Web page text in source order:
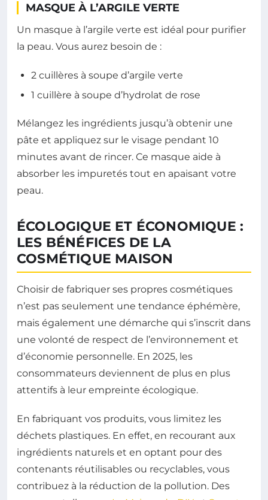
MASQUE À L’ARGILE VERTE
Un masque à l’argile verte est idéal pour purifier
la peau. Vous aurez besoin de :
2 cuillères à soupe d’argile verte
1 cuillère à soupe d’hydrolat de rose
Mélangez les ingrédients jusqu’à obtenir une
pâte et appliquez sur le visage pendant 10
minutes avant de rincer. Ce masque aide à
absorber les impuretés tout en apaisant votre
peau.
ÉCOLOGIQUE ET ÉCONOMIQUE :
LES BÉNÉFICES DE LA
COSMÉTIQUE MAISON
Choisir de fabriquer ses propres cosmétiques
n’est pas seulement une tendance éphémère,
mais également une démarche qui s’inscrit dans
une volonté de respect de l’environnement et
d’économie personnelle. En 2025, les
consommateurs deviennent de plus en plus
attentifs à leur empreinte écologique.
En fabriquant vos produits, vous limitez les
déchets plastiques. En effet, en recourant aux
ingrédients naturels et en optant pour des
contenants réutilisables ou recyclables, vous
contribuez à la réduction de la pollution. Des